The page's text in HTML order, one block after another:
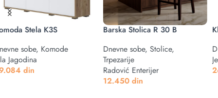
Klub Sto Evergreen EG-KLS
Dnevne sobe,Klub stolovi
Jela Jagodina
26.976din
Fotelja Leon
Dnevne sobe,Fotelje
Radović Enterijer
18.450din
Odaberite opcije